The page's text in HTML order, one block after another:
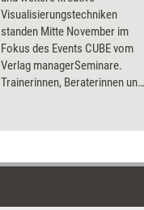
Visualisierungstechniken
standen Mitte November im
Fokus des Events CUBE vom
Verlag managerSeminare.
Trainerinnen, Beraterinnen und
für ihre eigene Berufspraxis